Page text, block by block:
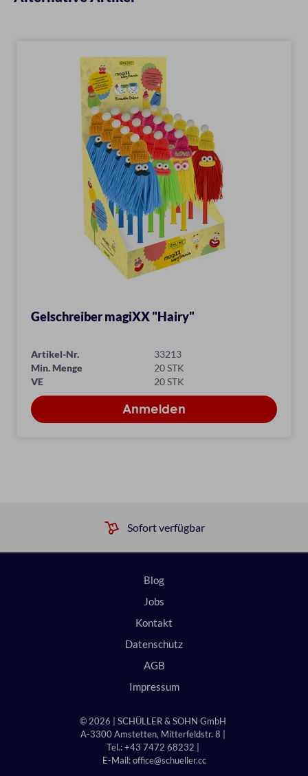
Gelschreiber magiXX "Hairy"
Artikel-Nr.
33213
Min. Menge
20 STK
VE
20 STK
Sofort verfügbar
© 2026 | SCHÜLLER & SOHN GmbH
A-3300 Amstetten, Mitterfeldstr. 8 |
Tel.: +43 7472 68232 |
E-Mail:office@schueller.cc
Blog
Jobs
Kontakt
Datenschutz
AGB
Impressum